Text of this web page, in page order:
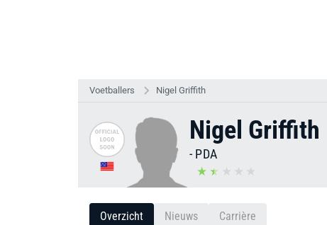
Voetballers Nigel Griffith
Nigel Griffith
- PDA
Overzicht Nieuws Carrière